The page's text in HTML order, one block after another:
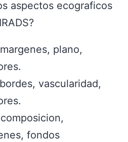
aspectos ecograficos
plano,
vascularidad,
fondos